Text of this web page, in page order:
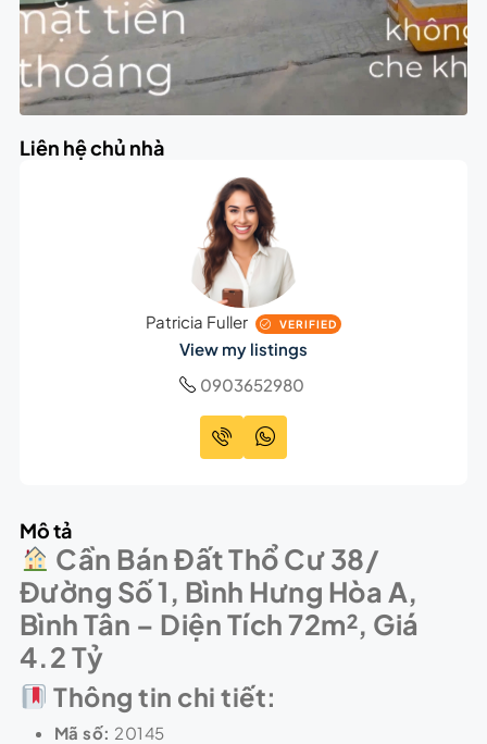
Liên hệ chủ nhà
Patricia Fuller VERIFIED
View my listings
0903652980
Mô tả
Cần Bán Đất Thổ Cư 38/
Đường Số 1, Bình Hưng Hòa A,
Bình Tân – Diện Tích 72m², Giá
4.2 Tỷ
Thông tin chi tiết:
Mã số: 20145